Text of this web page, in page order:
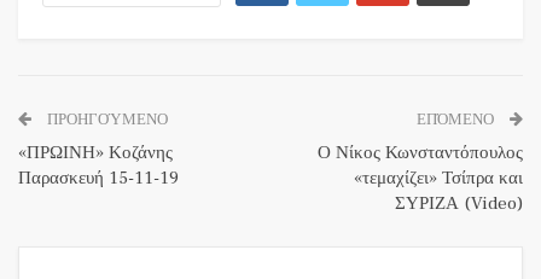
ΠΡΟΗΓΟΎΜΕΝΟ
«ΠΡΩΙΝΗ» Κοζάνης
Παρασκευή 15-11-19
ΕΠΌΜΕΝΟ
Ο Νίκος Κωνσταντόπουλος
«τεμαχίζει» Τσίπρα και
ΣΥΡΙΖΑ (Video)